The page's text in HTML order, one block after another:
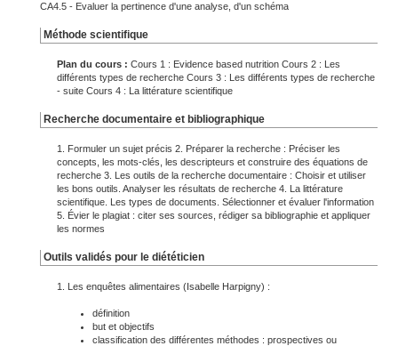
CA4.5 - Evaluer la pertinence d'une analyse, d'un schéma
Méthode scientifique
Plan du cours : Cours 1 : Evidence based nutrition Cours 2 : Les
différents types de recherche Cours 3 : Les différents types de recherche
- suite Cours 4 : La littérature scientifique
Recherche documentaire et bibliographique
1. Formuler un sujet précis 2. Préparer la recherche : Préciser les
concepts, les mots-clés, les descripteurs et construire des équations de
recherche 3. Les outils de la recherche documentaire : Choisir et utiliser
les bons outils. Analyser les résultats de recherche 4. La littérature
scientifique. Les types de documents. Sélectionner et évaluer l'information
5. Évier le plagiat : citer ses sources, rédiger sa bibliographie et appliquer
les normes
Outils validés pour le diététicien
1. Les enquêtes alimentaires (Isabelle Harpigny) :
définition
but et objectifs
classification des différentes méthodes : prospectives ou